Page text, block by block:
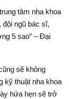
tâm nha khoa
ngũ bác sĩ,
5 sao” – Đại
sẽ không
kỹ thuật nha khoa
hứa hẹn sẽ trở